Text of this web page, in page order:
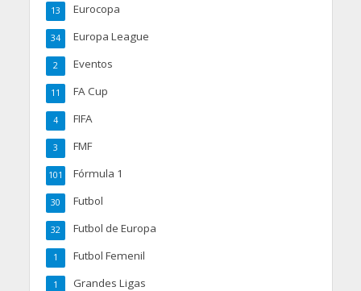
Eurocopa
13
Europa League
34
Eventos
2
FA Cup
11
FIFA
4
FMF
3
Fórmula 1
101
Futbol
30
Futbol de Europa
32
Futbol Femenil
1
Grandes Ligas
1